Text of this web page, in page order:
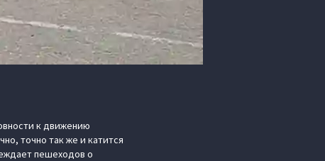
к движению
точно так же и катится
пешеходов о